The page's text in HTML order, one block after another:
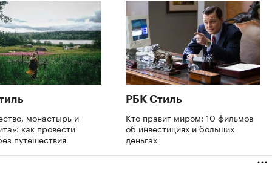
монастырь и
как провести
путешествия
РБК Стиль
Кто правит миром: 10 фильмов
об инвестициях и больших
деньгах